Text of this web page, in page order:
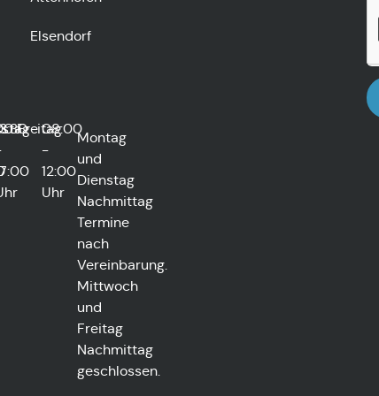
Elsendorf
Freitag08:00
-
12:00
Uhr
Montag
und
Dienstag
Nachmittag
Termine
nach
Vereinbarung.
Mittwoch
und
Freitag
Nachmittag
geschlossen.